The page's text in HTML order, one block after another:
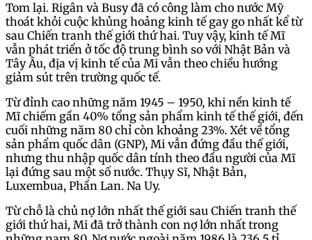
Tom lại. Rigân và Busy đã có công làm cho nước Mỹ
thoát khỏi cuộc khủng hoảng kinh tế gay go nhất kể từ
sau Chiến tranh thế giới thứ hai. Tuy vậy, kinh tế Mĩ
vẫn phát triển ở tốc độ trung bình so với Nhật Bản và
Tây Âu, địa vị kinh tế của Mi vẫn theo chiều hướng
giảm sút trên trường quốc tế.
Từ đỉnh cao những năm 1945 – 1950, khi nền kinh tế
Mĩ chiếm gần 40% tổng sản phẩm kinh tế thế giới, đến
cuối những năm 80 chỉ còn khoảng 23%. Xét về tổng
sản phẩm quốc dân (GNP), Mi vẫn đứng đầu thế giới,
nhưng thu nhập quốc dân tính theo đầu người của Mĩ
lại đứng sau một số nước. Thụy Sĩ, Nhật Bản,
Luxembua, Phần Lan. Na Uy.
Từ chỗ là chủ nợ lớn nhất thế giới sau Chiến tranh thế
giới thứ hai, Mi đã trở thành con nợ lớn nhất trong